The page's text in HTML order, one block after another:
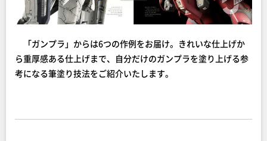
「ガンプラ」からは6つの作例をお届け。きれいな仕上げか
ら重厚感ある仕上げまで、自分だけのガンプラを塗り上げる参
考になる筆塗り技法をご紹介いたします。